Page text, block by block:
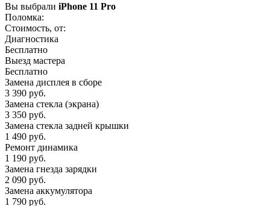
Вы выбрали iPhone 11 Pro
Поломка:
Стоимость, от:
Диагностика
Бесплатно
Выезд мастера
Бесплатно
Замена дисплея в сборе
3 390 руб.
Замена стекла (экрана)
3 350 руб.
Замена стекла задней крышки
1 490 руб.
Ремонт динамика
1 190 руб.
Замена гнезда зарядки
2 090 руб.
Замена аккумулятора
1 790 руб.